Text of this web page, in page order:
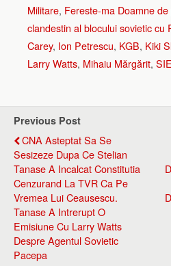
Militare, Fereste-ma Doamne
clandestin al blocului sovietic cu
Carey, Ion Petrescu, KGB, Kiki
Larry Watts, Mihaiu Mărgărit, SIE
Previous Post
CNA Asteptat Sa Se
Sesizeze Dupa Ce Stelian
Tanase A Incalcat Constitutia
Cenzurand La TVR Ca Pe
Vremea Lui Ceausescu.
Tanase A Intrerupt O
Emisiune Cu Larry Watts
Despre Agentul Sovietic
Pacepa